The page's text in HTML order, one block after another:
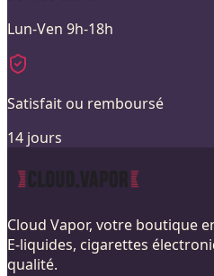
Lun-Ven 9h-18h
Satisfait ou remboursé
14 jours
Cloud Vapor, votre boutique
E-liquides, cigarettes
qualité.